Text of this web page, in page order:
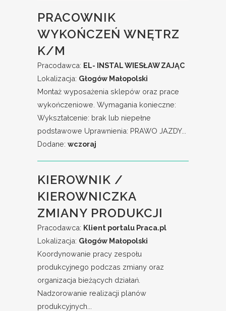
PRACOWNIK
WYKOŃCZEŃ WNĘTRZ
K/M
Pracodawca: EL- INSTAL WIESŁAW ZAJĄC
Lokalizacja: Głogów Małopolski
Montaż wyposażenia sklepów oraz prace
wykończeniowe. Wymagania konieczne:
Wykształcenie: brak lub niepełne
podstawowe Uprawnienia: PRAWO JAZDY...
Dodane: wczoraj
KIEROWNIK /
KIEROWNICZKA
ZMIANY PRODUKCJI
Pracodawca: Klient portalu Praca.pl
Lokalizacja: Głogów Małopolski
Koordynowanie pracy zespołu
produkcyjnego podczas zmiany oraz
organizacja bieżących działań.
Nadzorowanie realizacji planów
produkcyjnych...